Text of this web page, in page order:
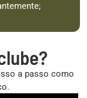
a passo como